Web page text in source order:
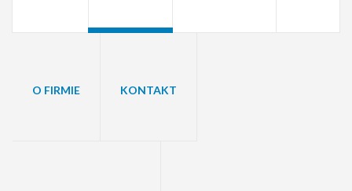
O FIRMIE KONTAKT